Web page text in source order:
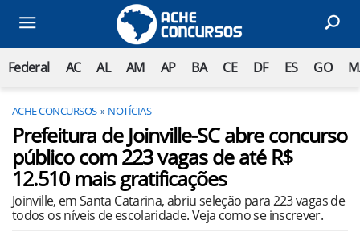
Federal AC AL AM AP BA CE DF ES GO
ACHE CONCURSOS NOTÍCIAS
Prefeitura de Joinville-SC abre concurso
público com 223 vagas de até R$
12.510 mais gratificações
Joinville, em Santa Catarina, abriu seleção para 223 vagas de
todos os níveis de escolaridade. Veja como se inscrever.